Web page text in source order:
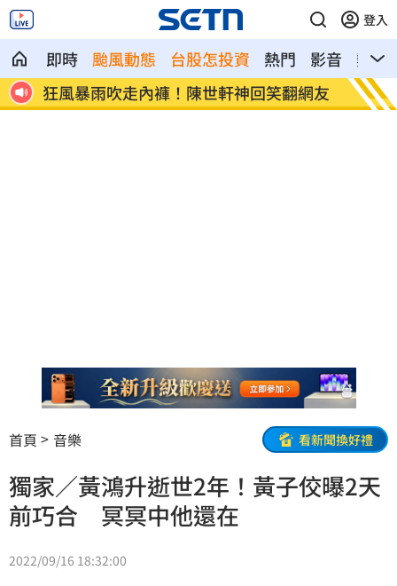
登入
即時 颱風動態 台股怎投資 熱門 影音
熱搜
市
狂風暴雨吹走內褲！陳世軒神回笑翻網友
海水
償
首頁 音樂 看新聞換好禮
獨家／黃鴻升逝世2年！黃子佼曝2天
前巧合 冥冥中他還在
2022/09/16 18:32:00